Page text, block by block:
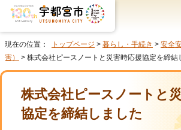
現在の位置： トップページ > 暮らし・手続き > 安全
害）
> 株式会社ピースノートと災害時応援協定を締結
株式会社ピースノートと
協定を締結しました